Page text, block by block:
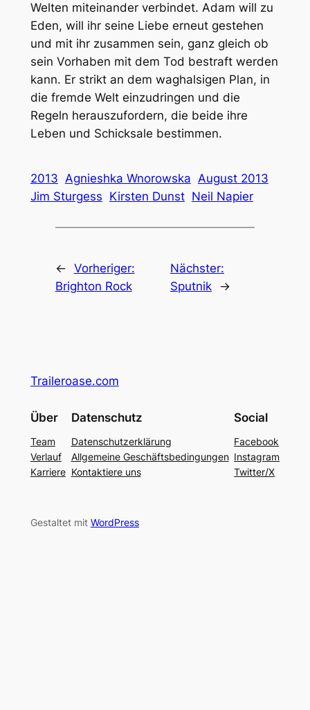
Welten miteinander verbindet. Adam will zu
Eden, will ihr seine Liebe erneut gestehen
und mit ihr zusammen sein, ganz gleich ob
sein Vorhaben mit dem Tod bestraft werden
kann. Er strikt an dem waghalsigen Plan, in
die fremde Welt einzudringen und die
Regeln herauszufordern, die beide ihre
Leben und Schicksale bestimmen.
2013 Agnieshka Wnorowska August 2013
Jim Sturgess Kirsten Dunst Neil Napier
← Vorheriger:
Brighton Rock
Nächster:
Sputnik
→
Traileroase.com
Über
Team
Verlauf
Karriere
Datenschutz
Datenschutzerklärung
Allgemeine Geschäftsbedingungen
Kontaktiere uns
Social
Facebook
Instagram
Twitter/X
Gestaltet mit WordPress